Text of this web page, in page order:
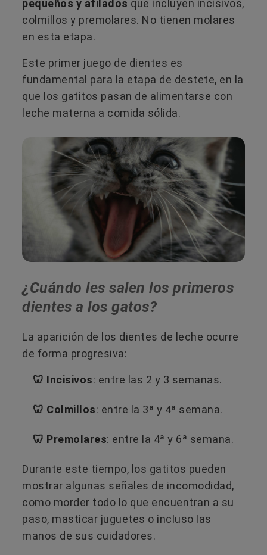
pequeños y afilados que incluyen incisivos,
colmillos y premolares. No tienen molares
en esta etapa.
Este primer juego de dientes es
fundamental para la etapa de destete, en la
que los gatitos pasan de alimentarse con
leche materna a comida sólida.
¿Cuándo les salen los primeros
dientes a los gatos?
La aparición de los dientes de leche ocurre
de forma progresiva:
🦷 Incisivos: entre las 2 y 3 semanas.
🦷 Colmillos: entre la 3ª y 4ª semana.
🦷 Premolares: entre la 4ª y 6ª semana.
Durante este tiempo, los gatitos pueden
mostrar algunas señales de incomodidad,
como morder todo lo que encuentran a su
paso, masticar juguetes o incluso las
manos de sus cuidadores.